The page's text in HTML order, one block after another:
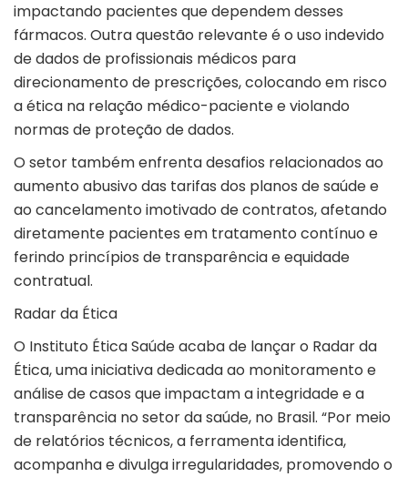
impactando pacientes que dependem desses
fármacos. Outra questão relevante é o uso indevido
de dados de profissionais médicos para
direcionamento de prescrições, colocando em risco
a ética na relação médico-paciente e violando
normas de proteção de dados.
O setor também enfrenta desafios relacionados ao
aumento abusivo das tarifas dos planos de saúde e
ao cancelamento imotivado de contratos, afetando
diretamente pacientes em tratamento contínuo e
ferindo princípios de transparência e equidade
contratual.
Radar da Ética
O Instituto Ética Saúde acaba de lançar o Radar da
Ética, uma iniciativa dedicada ao monitoramento e
análise de casos que impactam a integridade e a
transparência no setor da saúde, no Brasil. “Por meio
de relatórios técnicos, a ferramenta identifica,
acompanha e divulga irregularidades, promovendo o